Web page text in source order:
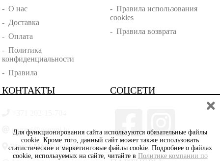
-О нас
- Доставка
-Оплата
-Политика
конфиденциальности
-Правила
- Правила использования
cookies
- Правила возврата
КОНТАКТЫ
gemmi@gemmi.lv
Rīga, Lāčplēšā iela 88
СОЦСЕТИ
Для функционирования сайта используются обязательные файлы
cookie. Кроме того, данный сайт может также использовать
статистические и маркетинговые файлы cookie. Подробнее о файлах
cookie, используемых на сайте, читайте в Политике компании по